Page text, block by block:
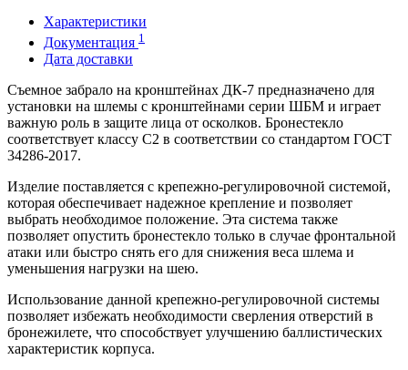
Характеристики
Документация 1
Дата доставки
Съемное забрало на кронштейнах ДК-7 предназначено для
установки на шлемы с кронштейнами серии ШБМ и играет
важную роль в защите лица от осколков. Бронестекло
соответствует классу С2 в соответствии со стандартом ГОСТ
34286-2017.
Изделие поставляется с крепежно-регулировочной системой,
которая обеспечивает надежное крепление и позволяет
выбрать необходимое положение. Эта система также
позволяет опустить бронестекло только в случае фронтальной
атаки или быстро снять его для снижения веса шлема и
уменьшения нагрузки на шею.
Использование данной крепежно-регулировочной системы
позволяет избежать необходимости сверления отверстий в
бронежилете, что способствует улучшению баллистических
характеристик корпуса.